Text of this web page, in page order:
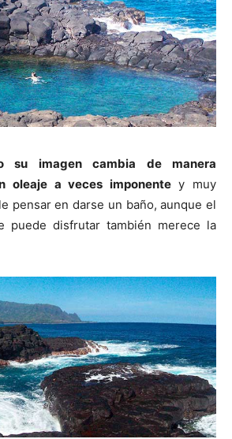
su imagen cambia de manera
oleaje a veces imponentey muy
pensar en darse un baño, aunque el
puede disfrutar también merece la